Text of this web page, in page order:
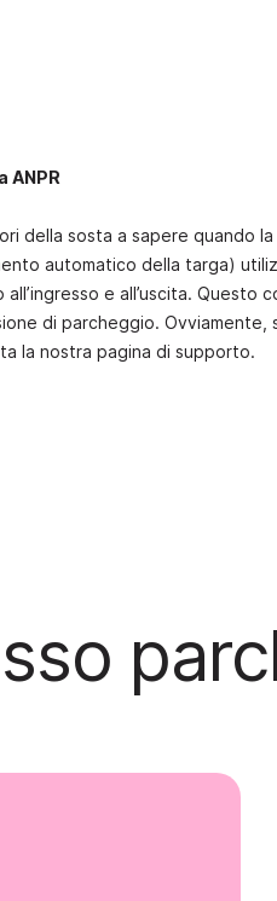
ANPR
della sosta a sapere quando
automatico della targa)
e all’uscita. Questo
di parcheggio.
la nostra pagina di supporto.